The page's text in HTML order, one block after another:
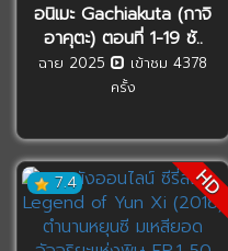
อนิเมะ Gachiakuta (กาจิ
อาคุตะ) ตอนที่ 1-19 ซั..
ฉาย 2025
เข้าชม 4378
ครั้ง
7.4 HD